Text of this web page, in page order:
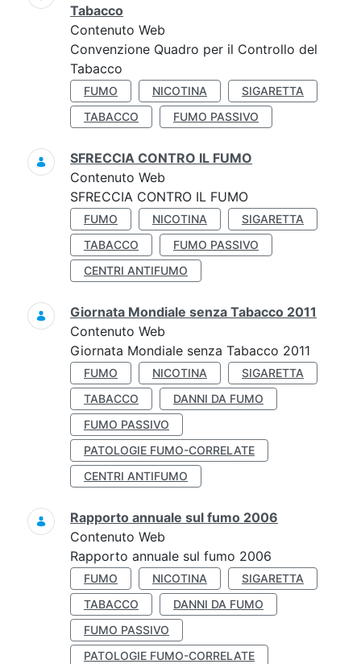
Tabacco
Contenuto Web
Convenzione Quadro per il Controllo del
Tabacco
FUMO NICOTINA
SIGARETTA
TABACCO
FUMO PASSIVO
SFRECCIA CONTRO IL FUMO
Contenuto Web
SFRECCIA CONTRO IL FUMO
FUMO NICOTINA
SIGARETTA
TABACCO
FUMO PASSIVO
CENTRI ANTIFUMO
Giornata Mondiale senza Tabacco 2011
Contenuto Web
Giornata Mondiale senza Tabacco 2011
FUMO NICOTINA
SIGARETTA
TABACCO
DANNI DA FUMO
FUMO PASSIVO
PATOLOGIE FUMO-CORRELATE
CENTRI ANTIFUMO
Rapporto annuale sul fumo 2006
Contenuto Web
Rapporto annuale sul fumo 2006
FUMO NICOTINA
SIGARETTA
TABACCO
DANNI DA FUMO
FUMO PASSIVO
PATOLOGIE FUMO-CORRELATE